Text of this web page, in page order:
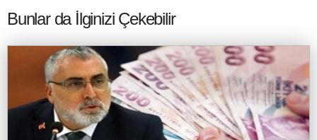
Bunlar da İlginizi Çekebilir